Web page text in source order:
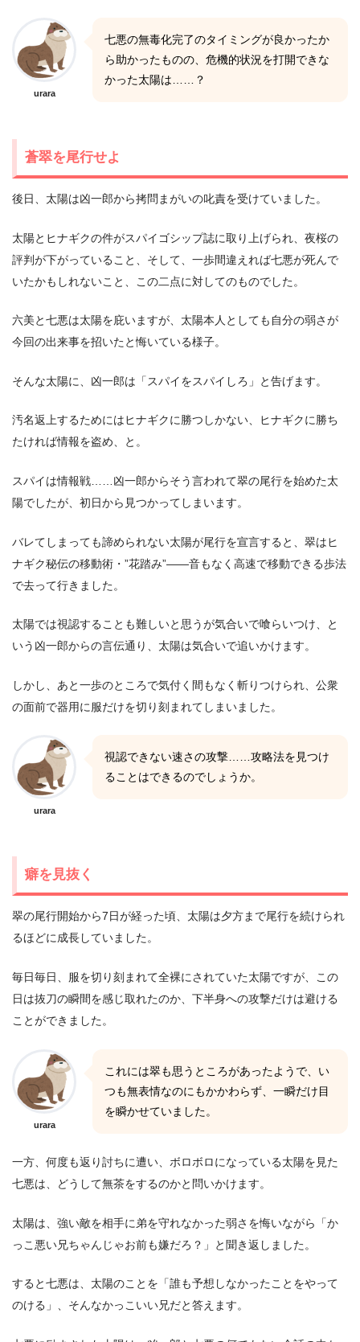
urara
七悪の無毒化完了のタイミングが良かったか
ら助かったものの、危機的状況を打開できな
かった太陽は……？
蒼翠を尾行せよ
後日、太陽は凶一郎から拷問まがいの叱責を受けていました。
太陽とヒナギクの件がスパイゴシップ誌に取り上げられ、夜桜の
評判が下がっていること、そして、一歩間違えれば七悪が死んで
いたかもしれないこと、この二点に対してのものでした。
六美と七悪は太陽を庇いますが、太陽本人としても自分の弱さが
今回の出来事を招いたと悔いている様子。
そんな太陽に、凶一郎は「スパイをスパイしろ」と告げます。
汚名返上するためにはヒナギクに勝つしかない、ヒナギクに勝ち
たければ情報を盗め、と。
スパイは情報戦……凶一郎からそう言われて翠の尾行を始めた太
陽でしたが、初日から見つかってしまいます。
バレてしまっても諦められない太陽が尾行を宣言すると、翠はヒ
ナギク秘伝の移動術・”花踏み”――音もなく高速で移動できる歩法
で去って行きました。
太陽では視認することも難しいと思うが気合いで喰らいつけ、と
いう凶一郎からの言伝通り、太陽は気合いで追いかけます。
しかし、あと一歩のところで気付く間もなく斬りつけられ、公衆
の面前で器用に服だけを切り刻まれてしまいました。
urara
視認できない速さの攻撃……攻略法を見つけ
ることはできるのでしょうか。
癖を見抜く
翠の尾行開始から7日が経った頃、太陽は夕方まで尾行を続けられ
るほどに成長していました。
毎日毎日、服を切り刻まれて全裸にされていた太陽ですが、この
日は抜刀の瞬間を感じ取れたのか、下半身への攻撃だけは避ける
ことができました。
urara
これには翠も思うところがあったようで、い
つも無表情なのにもかかわらず、一瞬だけ目
を瞬かせていました。
一方、何度も返り討ちに遭い、ボロボロになっている太陽を見た
七悪は、どうして無茶をするのかと問いかけます。
太陽は、強い敵を相手に弟を守れなかった弱さを悔いながら「か
っこ悪い兄ちゃんじゃお前も嫌だろ？」と聞き返しました。
すると七悪は、太陽のことを「誰も予想しなかったことをやって
のける」、そんなかっこいい兄だと答えます。